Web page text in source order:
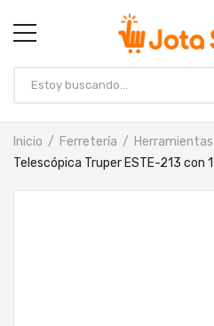
Inicio Ferretería Herramientas
Telescópica Truper ESTE-213 con